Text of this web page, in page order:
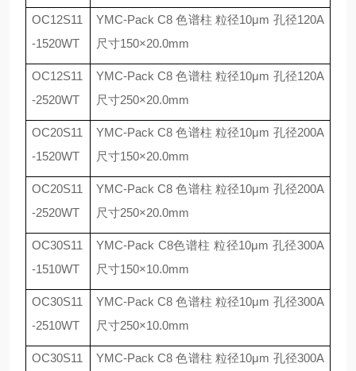
OC12S11
-1520WT
YMC-Pack C8色谱柱 粒径10μm 孔径120A
尺寸150×20.0mm
OC12S11
-2520WT
YMC-Pack C8色谱柱 粒径10μm 孔径120A
尺寸250×20.0mm
OC20S11
-1520WT
YMC-Pack C8色谱柱 粒径10μm 孔径200A
尺寸150×20.0mm
OC20S11
-2520WT
YMC-Pack C8色谱柱 粒径10μm 孔径200A
尺寸250×20.0mm
OC30S11
-1510WT
YMC-Pack C8色谱柱 粒径10μm 孔径300A
尺寸150×10.0mm
OC30S11
-2510WT
YMC-Pack C8色谱柱 粒径10μm 孔径300A
尺寸250×10.0mm
OC30S11
YMC-Pack C8色谱柱 粒径10μm 孔径300A